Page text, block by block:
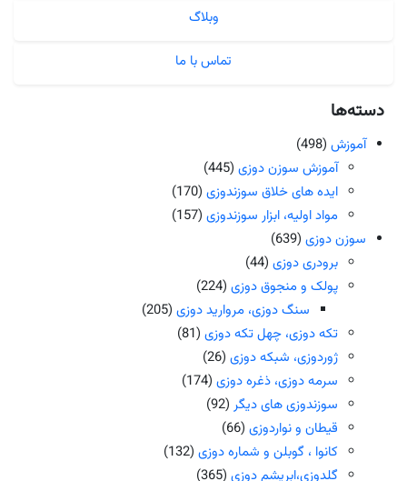
وبلاگ
تماس با ما
دسته‌ها
آموزش (498)
آموزش سوزن دوزی (445)
ایده های خلاق سوزندوزی (170)
مواد اولیه، ابزار سوزندوزی (157)
سوزن دوزی (639)
برودری دوزی (44)
پولک و منجوق دوزی (224)
سنگ دوزی، مروارید دوزی(205)
تکه دوزی، چهل تکه دوزی (81)
ژوردوزی، شبکه دوزی (26)
سرمه دوزی، ذغره دوزی (174)
سوزندوزی های دیگر (92)
قیطان و نواردوزی (66)
کانوا ، گوبلن و شماره دوزی (132)
گلدوزی،ابریشم دوزی (365)